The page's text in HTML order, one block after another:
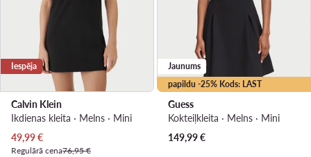
Iespēja
Calvin Klein
Ikdienas kleita · Melns · Mini
Pašreizējā cena
49,99€
Regulārā cena76,95 €
papildu -25% Kods: LAST
Jaunums
Guess
Kokteiļkleita · Melns · Mini
149,99€